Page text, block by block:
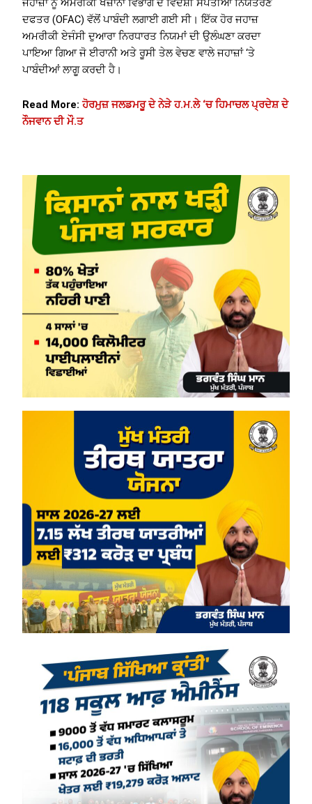
ਜਹਾਜ਼ਾਂ ਨੂੰ ਅਮਰੀਕੀ ਖਜ਼ਾਨਾ ਵਿਭਾਗ ਦੇ ਵਿਦੇਸ਼ੀ ਸੰਪਤੀਆਂ ਨਿਯੰਤਰਣ
ਦਫਤਰ (OFAC) ਵੱਲੋਂ ਪਾਬੰਦੀ ਲਗਾਈ ਗਈ ਸੀ। ਇੱਕ ਹੋਰ ਜਹਾਜ਼
ਅਮਰੀਕੀ ਏਜੰਸੀ ਦੁਆਰਾ ਨਿਰਧਾਰਤ ਨਿਯਮਾਂ ਦੀ ਉਲੰਘਣਾ ਕਰਦਾ
ਪਾਇਆ ਗਿਆ ਜੋ ਈਰਾਨੀ ਅਤੇ ਰੂਸੀ ਤੇਲ ਵੇਚਣ ਵਾਲੇ ਜਹਾਜ਼ਾਂ ‘ਤੇ
ਪਾਬੰਦੀਆਂ ਲਾਗੂ ਕਰਦੀ ਹੈ।
Read More:ਹੋਰਮੁਜ਼ ਜਲਡਮਰੂ ਦੇ ਨੇੜੇ ਹ.ਮ.ਲੇ ‘ਚ ਹਿਮਾਚਲ ਪ੍ਰਦੇਸ਼ ਦੇ
ਨੌਜਵਾਨ ਦੀ ਮੌ.ਤ